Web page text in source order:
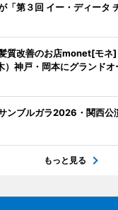
「第３回 イー・ディータ
髪質改善のお店monet[モ
）神戸・岡本にグランド
サンブルガラ2026・関西
もっと見る